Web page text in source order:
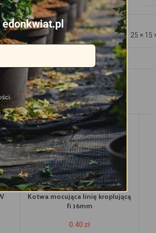
25 × 15
Kotwa mocująca linię kroplującą
fi 16mm
0.40 zł